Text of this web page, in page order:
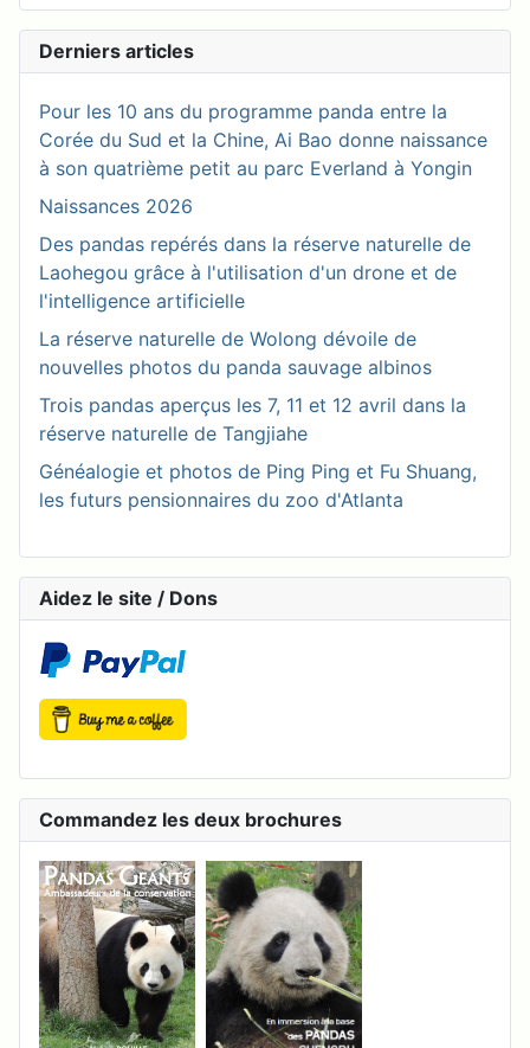
Derniers articles
Pour les 10 ans du programme panda entre la
Corée du Sud et la Chine, Ai Bao donne naissance
à son quatrième petit au parc Everland à Yongin
Naissances 2026
Des pandas repérés dans la réserve naturelle de
Laohegou grâce à l'utilisation d'un drone et de
l'intelligence artificielle
La réserve naturelle de Wolong dévoile de
nouvelles photos du panda sauvage albinos
Trois pandas aperçus les 7, 11 et 12 avril dans la
réserve naturelle de Tangjiahe
Généalogie et photos de Ping Ping et Fu Shuang,
les futurs pensionnaires du zoo d'Atlanta
Aidez le site / Dons
Commandez les deux brochures